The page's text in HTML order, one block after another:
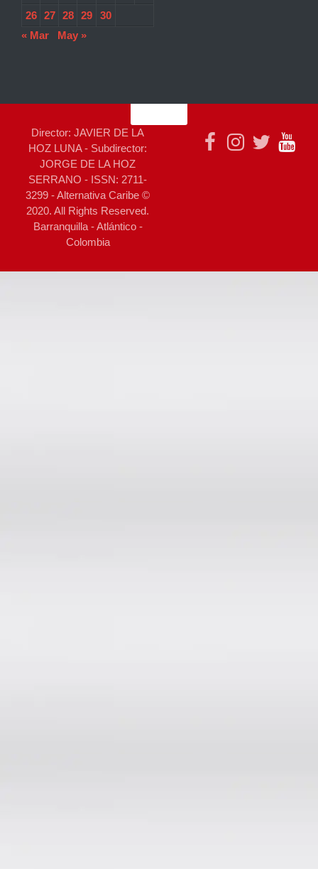
26
27 28 29
30
« Mar
May »
Director: JAVIER DE LA
HOZ LUNA - Subdirector:
JORGE DE LA HOZ
SERRANO - ISSN: 2711-
3299 - Alternativa Caribe ©
2020. All Rights Reserved.
Barranquilla - Atlántico -
Colombia